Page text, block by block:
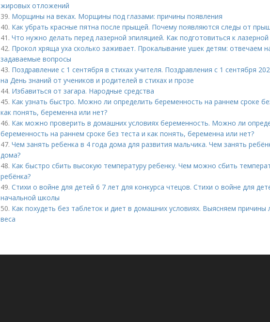
жировых отложений
39. Морщины на веках. Морщины под глазами: причины появления
40. Как убрать красные пятна после прыщей. Почему появляются следы от
41. Что нужно делать перед лазерной эпиляцией. Как подготовиться к лазерной
42. Прокол хряща уха сколько заживает. Прокалывание ушек детям: отвечаем
задаваемые вопросы
43. Поздравление с 1 сентября в стихах учителя. Поздравления с 1 сентября
на День знаний от учеников и родителей в стихах и прозе
44. Избавиться от загара. Народные средства
45. Как узнать быстро. Можно ли определить беременность на раннем сроке
как понять, беременна или нет?
46. Как можно проверить в домашних условиях беременность. Можно ли
беременность на раннем сроке без теста и как понять, беременна или нет?
47. Чем занять ребенка в 4 года дома для развития мальчика. Чем занять
дома?
48. Как быстро сбить высокую температуру ребенку. Чем можно сбить
ребёнка?
49. Стихи о войне для детей 6 7 лет для конкурса чтецов. Стихи о войне для
начальной школы
50. Как похудеть без таблеток и диет в домашних условиях. Выясняем причины
веса